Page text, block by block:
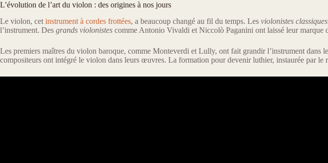
L’évolution de l’art du violon : des origines à nos jours
Le violon, cet instrument à cordes frottées, a beaucoup changé au fil du temps. Les violonistes classiques
l’instrument. Des grands violonistes comme Antonio Vivaldi et Niccolò Paganini ont laissé leur marque
Les premiers maîtres du violon baroque, comme Monteverdi et Lully, ont fait grandir l’instrument dans
compositeurs ont intégré le violon dans leurs œuvres. La formation pour devenir luthier, instaurée par